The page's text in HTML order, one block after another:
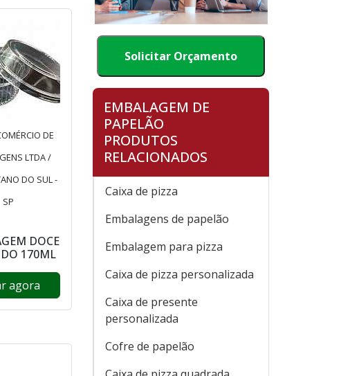
DE
LTDA /
DO SUL -
SP
DOCE
170ML
agora
Solicitar Orçamento
EMBALAGEM DE
PAPELÃO
PRODUTOS
RELACIONADOS
Caixa de pizza
Embalagens de papelão
Embalagem para pizza
Caixa de pizza personalizada
Caixa de presente
personalizada
Cofre de papelão